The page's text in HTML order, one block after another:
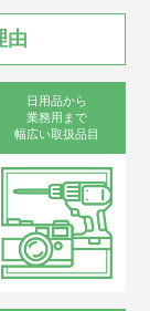
由
日用品から
業務用まで
幅広い取扱品目